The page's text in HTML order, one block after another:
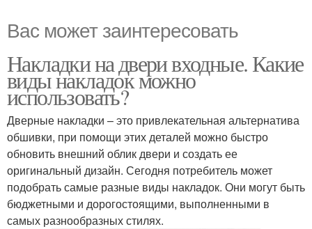
Вас может заинтересовать
Накладки на двери входные. Какие
виды накладок можно
использовать?
Дверные накладки – это привлекательная альтернатива
обшивки, при помощи этих деталей можно быстро
обновить внешний облик двери и создать ее
оригинальный дизайн. Сегодня потребитель может
подобрать самые разные виды накладок. Они могут быть
бюджетными и дорогостоящими, выполненными в
самых разнообразных стилях.